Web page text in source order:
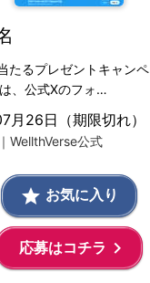
たるプレゼントキャンペ
、公式Xのフォ…
26日（期限切れ）
WellthVerse公式
grade お気に入り
応募はコチラ keyboard_arrow_right